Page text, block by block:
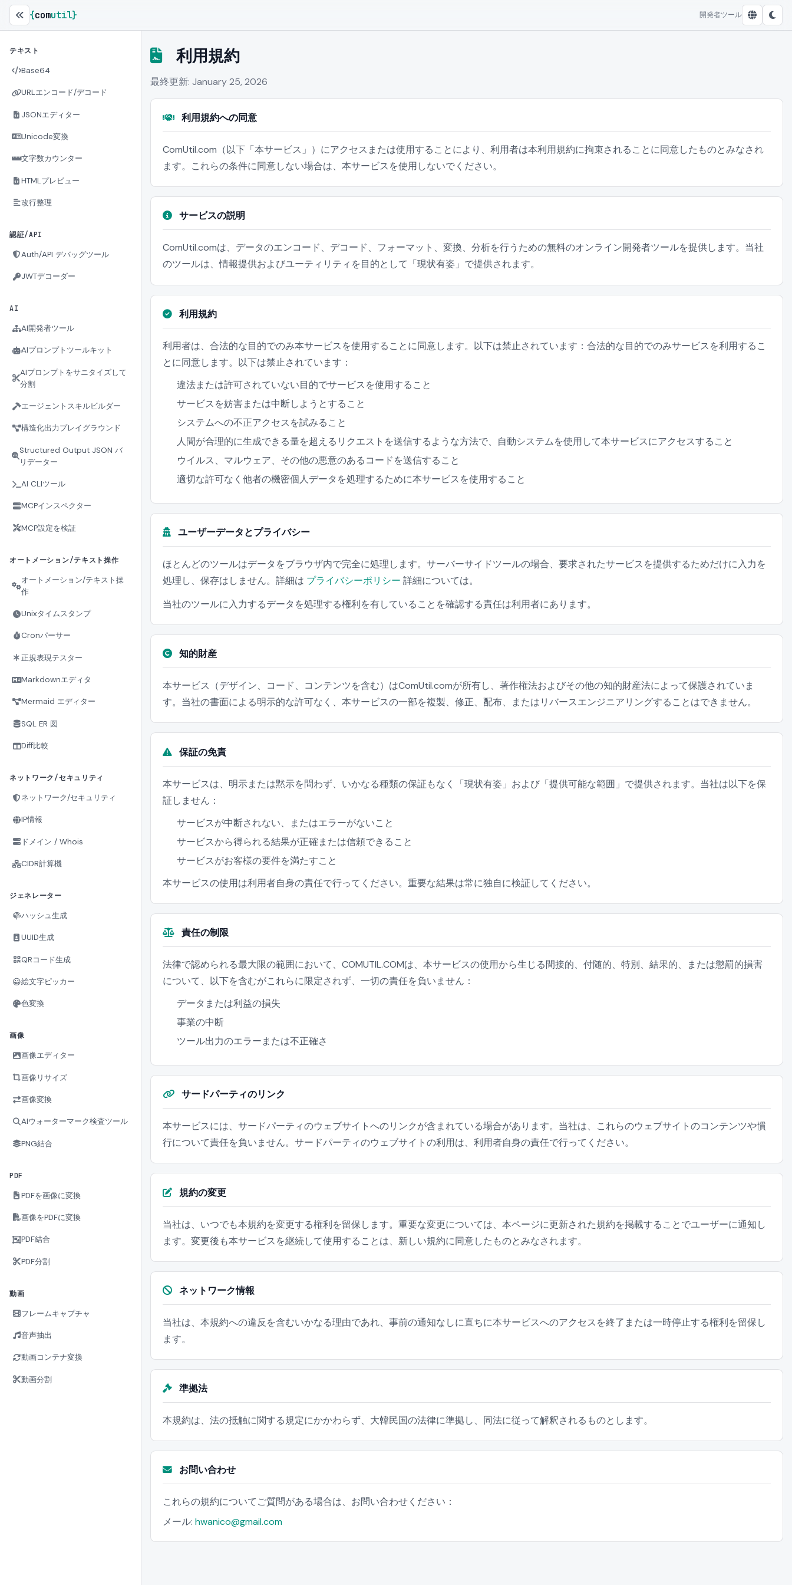
{comutil} 開発者ツール
テキスト
Base64
URLエンコード/デコード
JSONエディター
Unicode変換
文字数カウンター
HTMLプレビュー
改行整理
認証/API
Auth/API デバッグツール
JWTデコーダー
AI
AI開発者ツール
AIプロンプトツールキット
AIプロンプトをサニタイズして
分割
エージェントスキルビルダー
構造化出力プレイグラウンド
Structured Output JSON バ
リデーター
AI CLIツール
MCPインスペクター
MCP設定を検証
オートメーション/テキスト操作
オートメーション/テキスト操
作
Unixタイムスタンプ
Cronパーサー
正規表現テスター
Markdownエディタ
Mermaid エディター
SQL ER 図
Diff比較
ネットワーク/セキュリティ
ネットワーク/セキュリティ
IP情報
ドメイン / Whois
CIDR計算機
ジェネレーター
ハッシュ生成
UUID生成
QRコード生成
😀絵文字ピッカー
色変換
画像
画像エディター
画像リサイズ
画像変換
AIウォーターマーク検査ツール
PNG結合
PDF
PDFを画像に変換
画像をPDFに変換
PDF結合
PDF分割
動画
フレームキャプチャ
音声抽出
動画コンテナ変換
動画分割
利用規約
最終更新: January 25, 2026
利用規約への同意
ComUtil.com（以下「本サービス」）にアクセスまたは使用することにより、利用者は本利用規約に拘束されることに同意したものとみなされ
ます。これらの条件に同意しない場合は、本サービスを使用しないでください。
サービスの説明
ComUtil.comは、データのエンコード、デコード、フォーマット、変換、分析を行うための無料のオンライン開発者ツールを提供します。当社
のツールは、情報提供およびユーティリティを目的として「現状有姿」で提供されます。
利用規約
利用者は、合法的な目的でのみ本サービスを使用することに同意します。以下は禁止されています：合法的な目的でのみサービスを利用するこ
とに同意します。以下は禁止されています：
違法または許可されていない目的でサービスを使用すること
サービスを妨害または中断しようとすること
システムへの不正アクセスを試みること
人間が合理的に生成できる量を超えるリクエストを送信するような方法で、自動システムを使用して本サービスにアクセスすること
ウイルス、マルウェア、その他の悪意のあるコードを送信すること
適切な許可なく他者の機密個人データを処理するために本サービスを使用すること
ユーザーデータとプライバシー
ほとんどのツールはデータをブラウザ内で完全に処理します。サーバーサイドツールの場合、要求されたサービスを提供するためだけに入力を
処理し、保存はしません。詳細は プライバシーポリシー 詳細については。
当社のツールに入力するデータを処理する権利を有していることを確認する責任は利用者にあります。
知的財産
本サービス（デザイン、コード、コンテンツを含む）はComUtil.comが所有し、著作権法およびその他の知的財産法によって保護されていま
す。当社の書面による明示的な許可なく、本サービスの一部を複製、修正、配布、またはリバースエンジニアリングすることはできません。
保証の免責
本サービスは、明示または黙示を問わず、いかなる種類の保証もなく「現状有姿」および「提供可能な範囲」で提供されます。当社は以下を保
証しません：
サービスが中断されない、またはエラーがないこと
サービスから得られる結果が正確または信頼できること
サービスがお客様の要件を満たすこと
本サービスの使用は利用者自身の責任で行ってください。重要な結果は常に独自に検証してください。
責任の制限
法律で認められる最大限の範囲において、COMUTIL.COMは、本サービスの使用から生じる間接的、付随的、特別、結果的、または懲罰的損害
について、以下を含むがこれらに限定されず、一切の責任を負いません：
データまたは利益の損失
事業の中断
ツール出力のエラーまたは不正確さ
サードパーティのリンク
本サービスには、サードパーティのウェブサイトへのリンクが含まれている場合があります。当社は、これらのウェブサイトのコンテンツや慣
行について責任を負いません。サードパーティのウェブサイトの利用は、利用者自身の責任で行ってください。
規約の変更
当社は、いつでも本規約を変更する権利を留保します。重要な変更については、本ページに更新された規約を掲載することでユーザーに通知し
ます。変更後も本サービスを継続して使用することは、新しい規約に同意したものとみなされます。
ネットワーク情報
当社は、本規約への違反を含むいかなる理由であれ、事前の通知なしに直ちに本サービスへのアクセスを終了または一時停止する権利を留保し
ます。
準拠法
本規約は、法の抵触に関する規定にかかわらず、大韓民国の法律に準拠し、同法に従って解釈されるものとします。
お問い合わせ
これらの規約についてご質問がある場合は、お問い合わせください：
メール: hwanico@gmail.com